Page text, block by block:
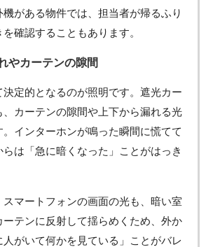
がある物件では、担当者が帰るふり
確認することもあります。
やカーテンの隙間
定的となるのが照明です。遮光カー
カーテンの隙間や上下から漏れる光
インターホンが鳴った瞬間に慌てて
は「急に暗くなった」ことがはっき
マートフォンの画面の光も、暗い室
テンに反射して揺らめくため、外か
がいて何かを見ている」ことがバレ